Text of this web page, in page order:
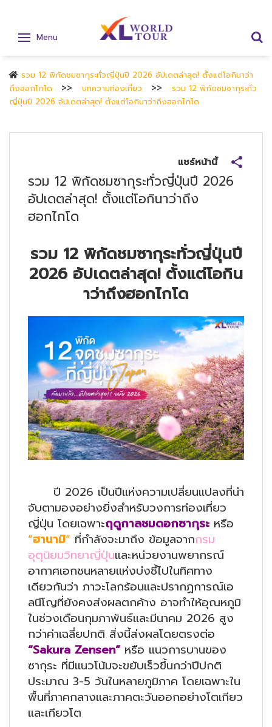
Menu
รวม 12 พิกัดชมซากุระทั่วญี่ปุ่นปี 2026 อัปเดตล่าสุด! ตั้งแต่โอกินาว่า
ถึงฮอกไกโด
บทความท่องเที่ยว
รวม 12 พิกัดชมซากุระทั่ว
ญี่ปุ่นปี 2026 อัปเดตล่าสุด! ตั้งแต่โอกินาว่าถึงฮอกไกโด
แชร์หน้านี้
รวม 12 พิกัดชมซากุระทั่วญี่ปุ่นปี 2026
อัปเดตล่าสุด! ตั้งแต่โอกินาว่าถึง
ฮอกไกโด
รวม 12 พิกัดชมซากุระทั่วญี่ปุ่นปี
2026 อัปเดตล่าสุด! ตั้งแต่โอกิน
าว่าถึงฮอกไกโด
ปี 2026 เป็นปีแห่งความเปลี่ยนแปลงที่น่า
จับตามองอย่างยิ่งสำหรับวงการท่องเที่ยว
ญี่ปุ่น โดยเฉพาะฤดูกาลชมดอกซากุระ หรือ
“ฮานามิ“ ที่กำลังจะมาถึง ข้อมูลจากกรม
อุตุนิยมวิทยาญี่ปุ่นและหน่วยงานพยากรณ์
อากาศเอกชนหลายแห่งบ่งชี้ไปในทิศทาง
เดียวกันว่า ภาวะโลกร้อนและปรากฏการณ์เอ
ลนีโญที่ยังคงส่งผลตกค้าง อาจทำให้อุณหภูมิ
ในช่วงเดือนกุมภาพันธ์และมีนาคม 2026 สูง
กว่าค่าเฉลี่ยปกติ สิ่งนี้ส่งผลโดยตรงต่อ
“Sakura Zensen” หรือ แนวการบานของ
ซากุระ ที่มีแนวโน้มจะขยับเร็วขึ้นกว่าปีปกติ
ประมาณ 3-5 วันในหลายภูมิภาค โดยเฉพาะใน
พื้นที่ภาคกลางและภาคตะวันออกอย่างโตเกียว
และเกียวโต